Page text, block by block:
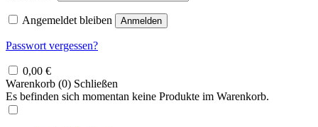
Angemeldet bleiben Anmelden
Passwort vergessen?
0,00 €
Warenkorb (0) Schließen
Es befinden sich momentan keine Produkte im Warenkorb.